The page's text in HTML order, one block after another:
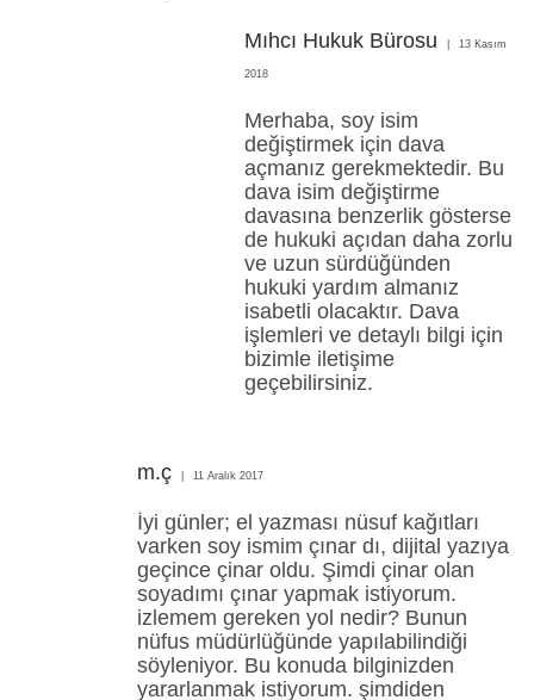
Mıhcı Hukuk Bürosu 13 Kasım
2018
Merhaba, soy isim
değiştirmek için dava
açmanız gerekmektedir. Bu
dava isim değiştirme
davasına benzerlik gösterse
de hukuki açıdan daha zorlu
ve uzun sürdüğünden
hukuki yardım almanız
isabetli olacaktır. Dava
işlemleri ve detaylı bilgi için
bizimle iletişime
geçebilirsiniz.
m.ç 11 Aralık 2017
İyi günler; el yazması nüsuf kağıtları
varken soy ismim çınar dı, dijital yazıya
geçince çinar oldu. Şimdi çinar olan
soyadımı çınar yapmak istiyorum.
izlemem gereken yol nedir? Bunun
nüfus müdürlüğünde yapılabilindiği
söyleniyor. Bu konuda bilginizden
yararlanmak istiyorum. şimdiden